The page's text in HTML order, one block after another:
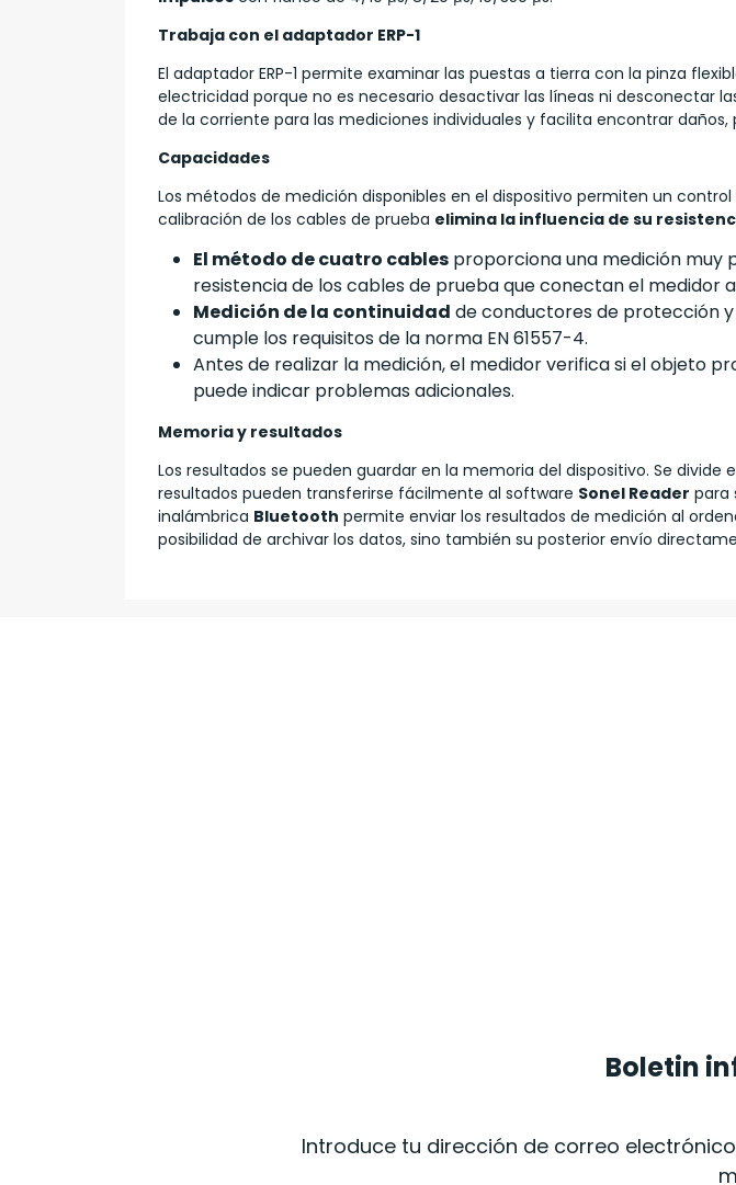
Trabaja con el adaptador ERP-1
El adaptador ERP-1 permite examinar las puestas a tierra con la pinza
electricidad porque no es necesario desactivar las líneas ni desconectar
de la corriente para las mediciones individuales y facilita encontrar daños,
Capacidades
Los métodos de medición disponibles en el dispositivo permiten un
calibración de los cables de prueba elimina la influencia de su
El método de cuatro cables proporciona una medición muy
resistencia de los cables de prueba que conectan el medidor
Medición de la continuidad de conductores de protección
cumple los requisitos de la norma EN 61557-4.
Antes de realizar la medición, el medidor verifica si el objeto
puede indicar problemas adicionales.
Memoria y resultados
Los resultados se pueden guardar en la memoria del dispositivo. Se divide
resultados pueden transferirse fácilmente al software Sonel Reader para
inalámbrica Bluetooth permite enviar los resultados de medición al
posibilidad de archivar los datos, sino también su posterior envío
Boletin
Introduce tu dirección de correo